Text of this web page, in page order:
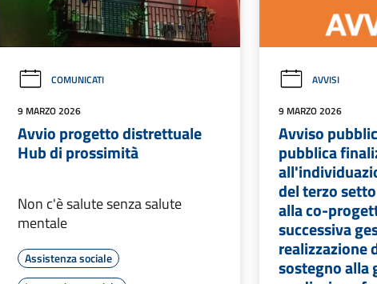
COMUNICATI
9 MARZO 2026
Avvio progetto distrettuale
Hub di prossimità
Non c'è salute senza salute
mentale
Assistenza sociale
AVVISI
9 MARZO 2026
Avviso
pubblica
del terzo
alla co-
successiva
realizzazione
sostegno alla